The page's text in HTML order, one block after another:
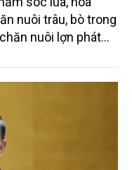
nuôi trâu, bò trong
nuôi lợn phát
mới và sản lượng